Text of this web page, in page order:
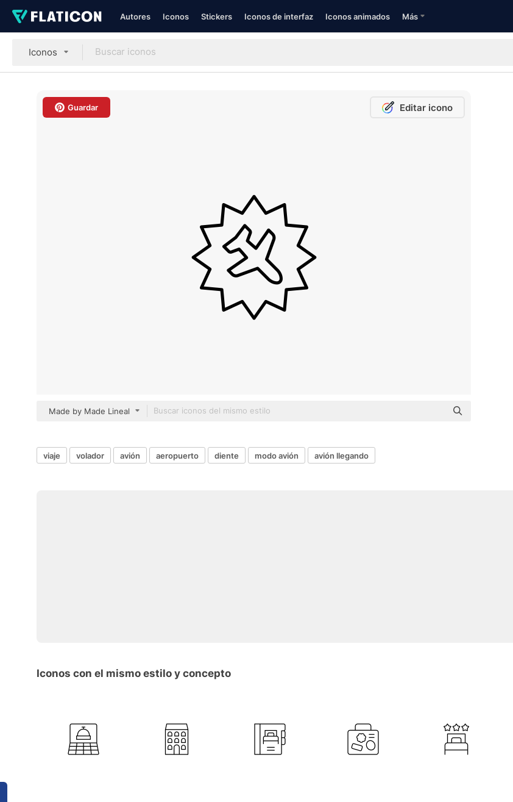
Autores Iconos Stickers Iconos de interfaz Iconos animados Más
Iconos
Guardar Editar icono
Made by Made Lineal
viaje volador avión aeropuerto diente modo avión avión llegando
Iconos con el mismo estilo y concepto